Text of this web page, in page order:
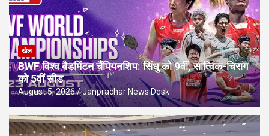
खेल
BWF विश्व बैडमिंटन चैंपियनशिप: सिंधु को 9वीं, सात्विक-चिराग
को 5वीं सीड
August 5, 2026 Janprachar News Desk